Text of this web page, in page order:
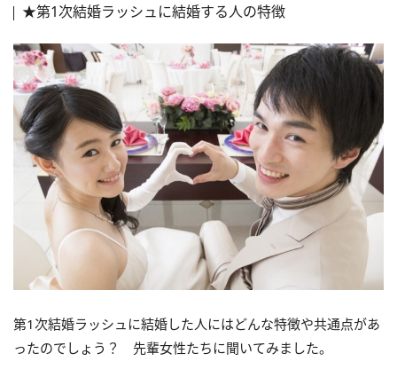
★第1次結婚ラッシュに結婚する人の特徴
第1次結婚ラッシュに結婚した人にはどんな特徴や共通点があ
ったのでしょう？ 先輩女性たちに聞いてみました。